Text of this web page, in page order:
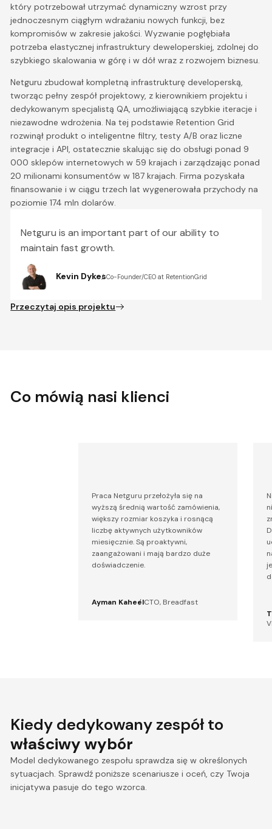
który potrzebował utrzymać dynamiczny wzrost przy
jednoczesnym ciągłym wdrażaniu nowych funkcji, bez
kompromisów w zakresie jakości. Wyzwanie pogłębiała
potrzeba elastycznej infrastruktury deweloperskiej, zdolnej do
szybkiego skalowania w górę i w dół wraz z rozwojem biznesu.
Netguru zbudował kompletną infrastrukturę developerską,
tworząc pełny zespół projektowy, z kierownikiem projektu i
dedykowanym specjalistą QA, umożliwiającą szybkie iteracje i
niezawodne wdrożenia. Na tej podstawie Retention Grid
rozwinął produkt o inteligentne filtry, testy A/B oraz liczne
integracje i API, ostatecznie skalując się do obsługi ponad 9
000 sklepów internetowych w 59 krajach i zarządzając ponad
20 milionami konsumentów w 187 krajach. Firma pozyskała
finansowanie i w ciągu trzech lat wygenerowała przychody na
poziomie 174 mln dolarów.
Netguru is an important part of our ability to
maintain fast growth.
Kevin DykesCo-Founder/CEO at RetentionGrid
Przeczytaj opis projektu
Co mówią nasi klienci
Praca Netguru przełożyła się na
wyższą średnią wartość zamówienia,
większy rozmiar koszyka i rosnącą
liczbę aktywnych użytkowników
miesięcznie. Są proaktywni,
zaangażowani i mają bardzo duże
doświadczenie.
Ayman KaheelCTO, Breadfast
Kiedy dedykowany zespół to
właściwy wybór
Model dedykowanego zespołu sprawdza się w określonych
sytuacjach. Sprawdź poniższe scenariusze i oceń, czy Twoja
inicjatywa pasuje do tego wzorca.